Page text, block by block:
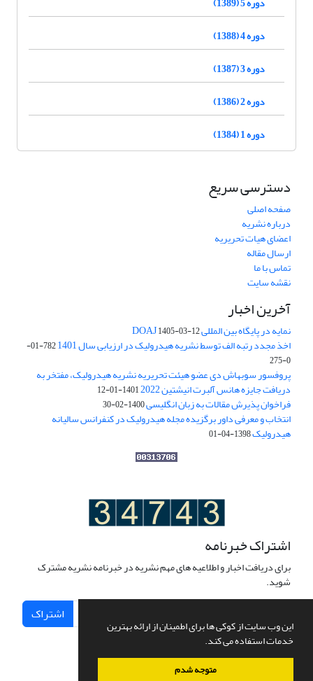
این وب سایت از کوکی ها برای اطمینان از ارائه بهترین
خدمات استفاده می کند.
متوجه شدم
دوره 4 (1388)
دوره 3 (1387)
دوره 2 (1386)
دوره 1 (1384)
دسترسی سریع
صفحه اصلی
درباره نشریه
اعضای هیات تحریریه
ارسال مقاله
تماس با ما
نقشه سایت
آخرین اخبار
نمایه در پایگاه بین المللی DOAJ1405-03-12
اخذ مجدد رتبه الف توسط نشریه هیدرولیک در ارزیابی سال 1401
782-01-
0-275
پروفسور سوبهاش دی عضو هیئت تحریریه نشریه هیدرولیک، مفتخر به
دریافت جایزه هانس آلبرت انیشتین 2022 1401-01-12
فراخوان پذیرش مقالات به زبان انگلیسی1400-02-30
انتخاب و معرفی داور برگزیده مجله هیدرولیک در کنفرانس سالیانه
هیدرولیک1398-04-01
اشتراک خبرنامه
برای دریافت اخبار و اطلاعیه های مهم نشریه در خبرنامه نشریه مشترک
شوید.
اشتراک